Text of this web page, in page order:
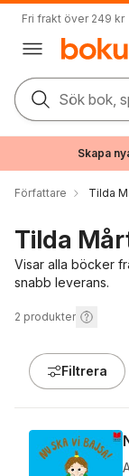
Fri frakt över 249 kr
Sök bok,
Skapa
Författare Tilda
Tilda
Visar alla böcker
snabb leverans.
2 produkter
Filtrera